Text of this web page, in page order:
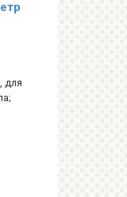
для